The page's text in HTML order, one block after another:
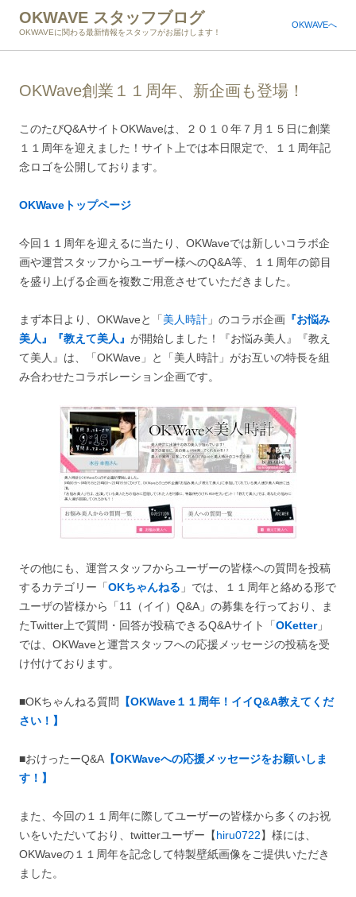
OKWAVE スタッフブログ
OKWAVEに関わる最新情報をスタッフがお届けします！
OKWAVEへ
OKWave創業１１周年、新企画も登場！
このたびQ&AサイトOKWaveは、２０１０年７月１５日に創業
１１周年を迎えました！サイト上では本日限定で、１１周年記
念ロゴを公開しております。
OKWaveトップページ
今回１１周年を迎えるに当たり、OKWaveでは新しいコラボ企
画や運営スタッフからユーザー様へのQ&A等、１１周年の節目
を盛り上げる企画を複数ご用意させていただきました。
まず本日より、OKWaveと「美人時計 」のコラボ企画 『お悩み
美人』『教えて美人』 が開始しました！『お悩み美人』『教え
て美人』は、「OKWave」と「美人時計」がお互いの特長を組
み合わせたコラボレーション企画です。
その他にも、運営スタッフからユーザーの皆様への質問を投稿
するカテゴリー「OKちゃんねる 」では、１１周年と絡める形で
ユーザの皆様から「11（イイ）Q&A」の募集を行っており、ま
たTwitter上で質問・回答が投稿できるQ&Aサイト「OKetter」
では、OKWaveと運営スタッフへの応援メッセージの投稿を受
け付けております。
■OKちゃんねる質問
【OKWave１１周年！イイQ&A教えてくだ
さい！】
■おけったーQ&A 【OKWaveへの応援メッセージをお願いしま
す！】
また、今回の１１周年に際してユーザーの皆様から多くのお祝
いをいただいており、twitterユーザー【hiru0722】様には、
OKWaveの１１周年を記念して特製壁紙画像をご提供いただき
ました。